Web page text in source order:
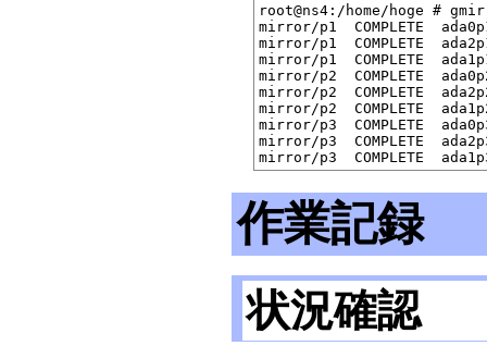
root@ns4:/home/hoge #
mirror/p1  COMPLETE
mirror/p1  COMPLETE
mirror/p1  COMPLETE
mirror/p2  COMPLETE
mirror/p2  COMPLETE
mirror/p2  COMPLETE
mirror/p3  COMPLETE
mirror/p3  COMPLETE
作業記録
状況確認